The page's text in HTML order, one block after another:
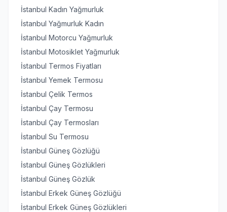
İstanbul Kadın Yağmurluk
İstanbul Yağmurluk Kadın
İstanbul Motorcu Yağmurluk
İstanbul Motosiklet Yağmurluk
İstanbul Termos Fiyatları
İstanbul Yemek Termosu
İstanbul Çelik Termos
İstanbul Çay Termosu
İstanbul Çay Termosları
İstanbul Su Termosu
İstanbul Güneş Gözlüğü
İstanbul Güneş Gözlükleri
İstanbul Güneş Gözlük
İstanbul Erkek Güneş Gözlüğü
İstanbul Erkek Güneş Gözlükleri